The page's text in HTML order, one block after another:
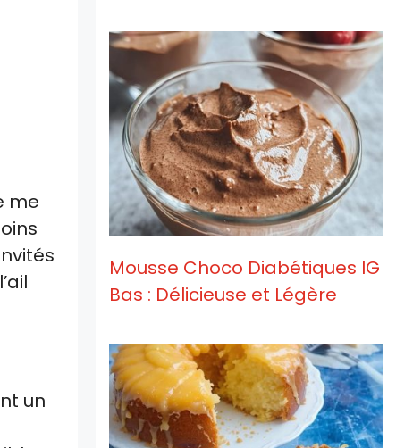
me
un
Mousse Choco Diabétiques IG
Bas : Délicieuse et Légère